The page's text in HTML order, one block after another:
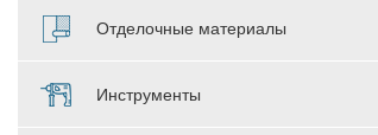
Отделочные материалы
Инструменты